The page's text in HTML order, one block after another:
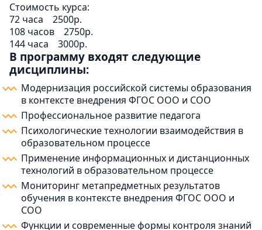
Стоимость курса:
72 часа
2500р.
108 часов
2750р.
144 часа
3000р.
В программу входят следующие
дисциплины:
Модернизация российской системы образования
в контексте внедрения ФГОС ООО и СОО
Профессиональное развитие педагога
Психологические технологии взаимодействия в
образовательном процессе
Применение информационных и дистанционных
технологий в образовательном процессе
Мониторинг метапредметных результатов
обучения в контексте внедрения ФГОС ООО и
СОО
Функции и современные формы контроля знаний